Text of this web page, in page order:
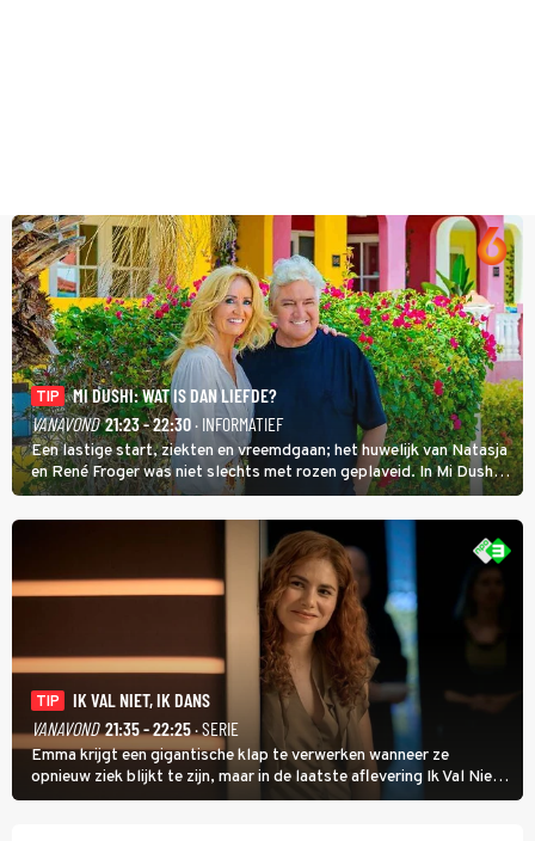
TIP
MI DUSHI: WAT IS DAN LIEFDE?
VANAVOND 21:23 - 22:30 · INFORMATIEF
Een lastige start, ziekten en vreemdgaan; het huwelijk van Natasja
en René Froger was niet slechts met rozen geplaveid. In Mi Dushi:
Wat Is Dan Liefde? neemt Wilfred Genee het showbizzkoppel mee
uit vissen om het over de liefde te hebben.
TIP
IK VAL NIET, IK DANS
VANAVOND 21:35 - 22:25· SERIE
Emma krijgt een gigantische klap te verwerken wanneer ze
opnieuw ziek blijkt te zijn, maar in de laatste aflevering Ik Val Niet,
Ik Dans laat ze zien dat ze niet van plan is op te geven, zelfs als ze